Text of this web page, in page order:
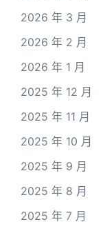
2026 年 3 月
2026 年 2 月
2026 年 1 月
2025 年 12 月
2025 年 11 月
2025 年 10 月
2025 年 9 月
2025 年 8 月
2025 年 7 月